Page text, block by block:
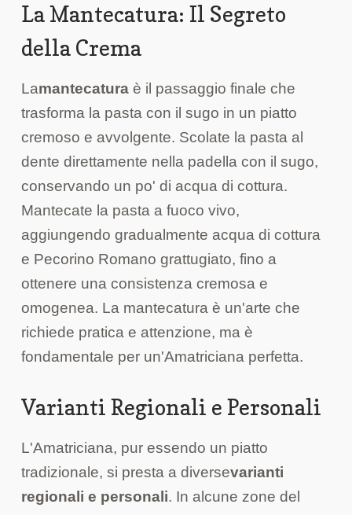
La Mantecatura: Il Segreto
della Crema
Lamantecatura è il passaggio finale che
trasforma la pasta con il sugo in un piatto
cremoso e avvolgente. Scolate la pasta al
dente direttamente nella padella con il sugo,
conservando un po' di acqua di cottura.
Mantecate la pasta a fuoco vivo,
aggiungendo gradualmente acqua di cottura
e Pecorino Romano grattugiato, fino a
ottenere una consistenza cremosa e
omogenea. La mantecatura è un'arte che
richiede pratica e attenzione, ma è
fondamentale per un'Amatriciana perfetta.
Varianti Regionali e Personali
L'Amatriciana, pur essendo un piatto
tradizionale, si presta a diversevarianti
regionali e personali. In alcune zone del